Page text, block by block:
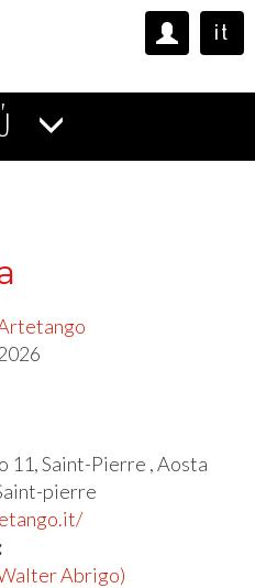
it
11, Saint-Pierre , Aosta
pierre
Abrigo)